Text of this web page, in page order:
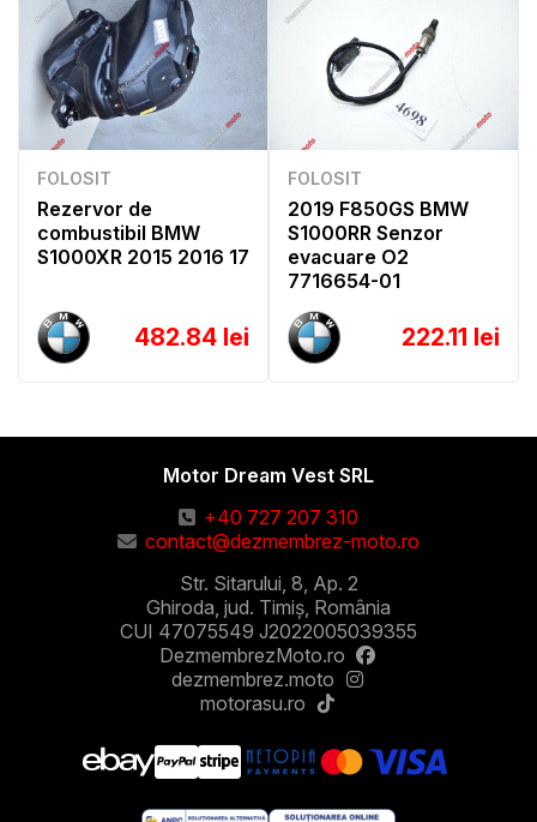
FOLOSIT
Rezervor de
combustibil BMW
S1000XR 2015 2016 17
482.84 lei
FOLOSIT
2019 F850GS BMW
S1000RR Senzor
evacuare O2
7716654-01
222.11 lei
Motor Dream Vest SRL
+40 727 207 310
contact@dezmembrez-moto.ro
Str. Sitarului, 8, Ap. 2
Ghiroda, jud. Timiș, România
CUI 47075549 J2022005039355
DezmembrezMoto.ro
dezmembrez.moto
motorasu.ro